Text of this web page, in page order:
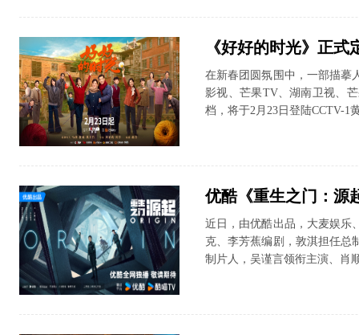
《好好的时光》正式
在新春团圆氛围中，一部描摹
影视、芒果TV、湖南卫视、
档，将于2月23日登陆CCTV-1
优酷《重生之门：源
近日，由优酷出品，大麦娱乐
克、李芳蕉编剧，敦淇担任总
制片人，吴谨言领衔主演、肖